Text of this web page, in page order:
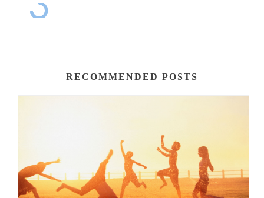
RECOMMENDED POSTS